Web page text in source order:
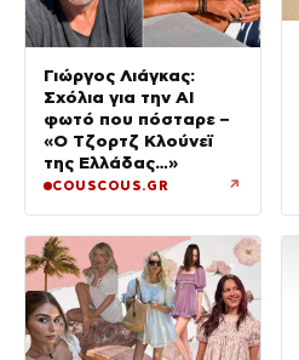
Γιώργος Λιάγκας:
Σχόλια για την ΑΙ
φωτό που πόσταρε –
«Ο Τζορτζ Κλούνεϊ
της Ελλάδας…»
COUSCOUS.GR ↗